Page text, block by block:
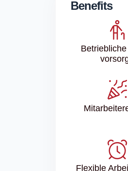
Benefits
Flexible